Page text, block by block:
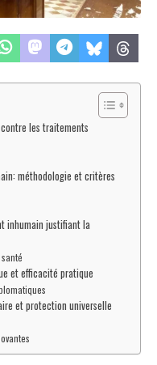
les traitements
méthodologie et critères
inhumain justifiant la
et efficacité pratique
et protection universelle